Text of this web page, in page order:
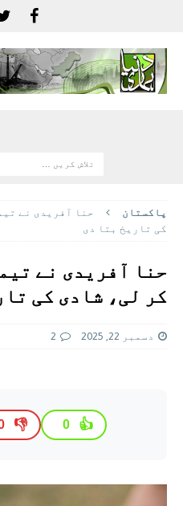
پاکستان
حنا آفریدی نے
کی تاریخ بتا دی
حنا آفریدی نے
کر لی، شادی کی
دسمبر 22, 2025 2
👍
0
👎